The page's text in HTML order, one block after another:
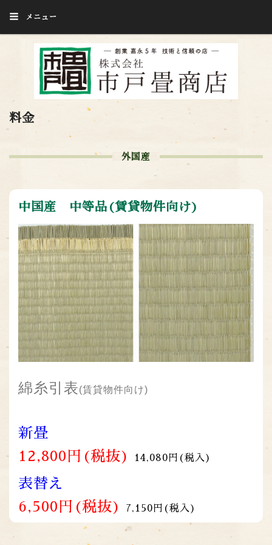
メニュー
料金
外国産
中国産 中等品(賃貸物件向け)
綿糸引表(賃貸物件向け)
新畳
12,800円 (税抜) 14,080円(税入)
表替え
6,500 円 (税抜) 7,150円(税入)